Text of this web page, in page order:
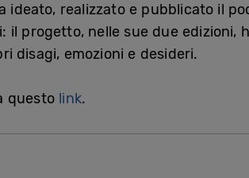
realizzato e pubblicato il
progetto, nelle sue due edizioni,
disagi, emozioni e desideri.
questo link.